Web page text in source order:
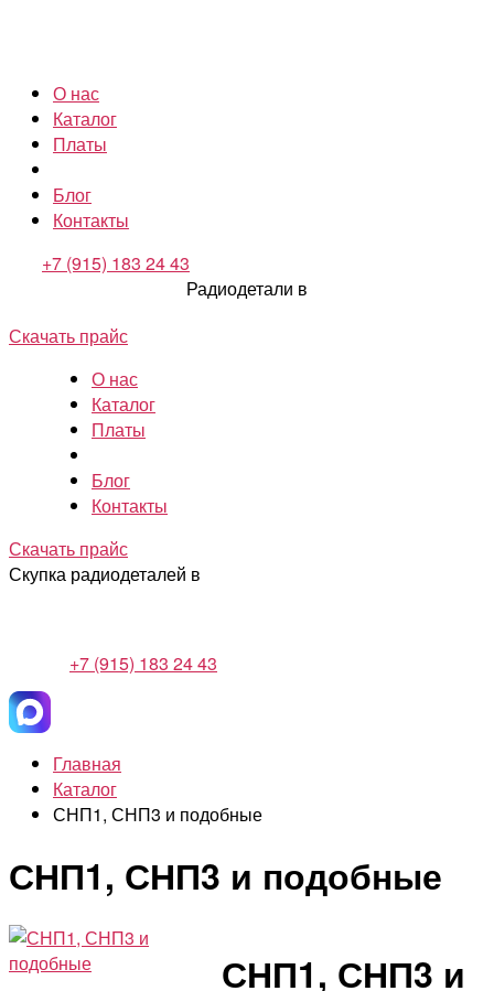
О нас
Каталог
Платы
Блог
Контакты
+7 (915) 183 24 43
Радиодетали в
Скачать прайс
О нас
Каталог
Платы
Блог
Контакты
Скачать прайс
Скупка радиодеталей в
+7 (915) 183 24 43
Главная
Каталог
СНП1, СНП3 и подобные
СНП1, СНП3 и подобные
СНП1, СНП3 и